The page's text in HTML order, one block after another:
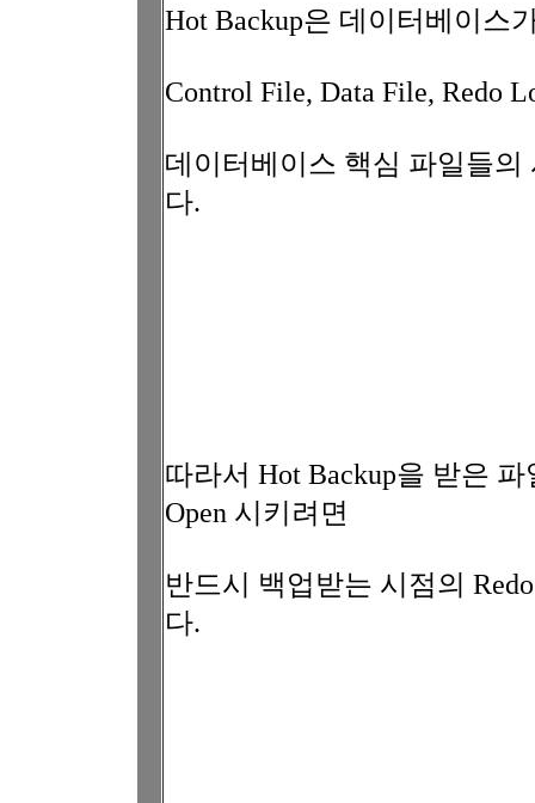
Hot Backup은 데이터베이스
Control File, Data File, Redo
데이터베이스 핵심 파일들
다.
따라서 Hot Backup을 받은
Open 시키려면
반드시 백업받는 시점의
다.